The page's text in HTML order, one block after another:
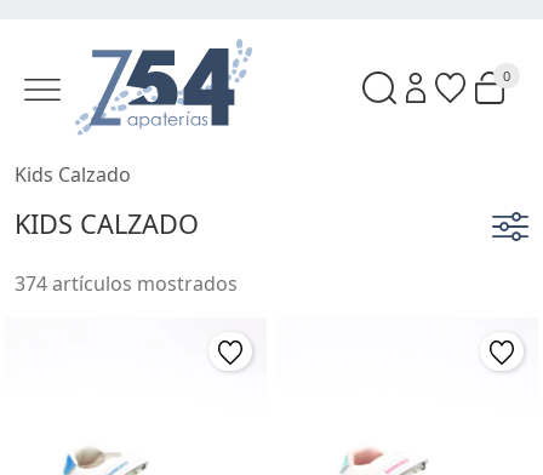
0
Kids Calzado
KIDS CALZADO
374 artículos mostrados